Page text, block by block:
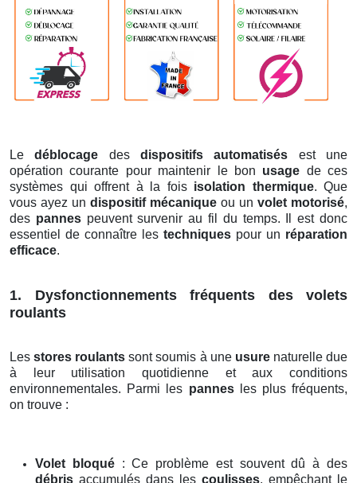
Ledéblocage desdispositifs automatisés est une
opération courante pour maintenir le bon usage de ces
systèmes qui offrent à la fois isolation thermique. Que
vous ayez un dispositif mécanique ou un volet motorisé,
des pannespeuvent survenir au fil du temps. Il est donc
essentiel de connaître les techniques pour un réparation
efficace.
1. Dysfonctionnements fréquents des volets
roulants
Lesstores roulants sont soumis à une usurenaturelle due
à leur utilisation quotidienne et aux conditions
environnementales. Parmi les pannesles plus fréquents,
on trouve :
Volet bloqué: Ce problème est souvent dû à des
débris accumulés dans les coulisses, empêchant le